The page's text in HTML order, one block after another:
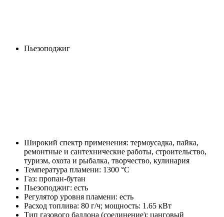
Пьезоподжиг
Широкий спектр применения: термоусадка, пайка,
ремонтные и сантехнические работы, строительство,
туризм, охота и рыбалка, творчество, кулинария
Температура пламени: 1300 °C
Газ: пропан-бутан
Пьезоподжиг: есть
Регулятор уровня пламени: есть
Расход топлива: 80 г/ч; мощность: 1.65 кВт
Тип газового баллона (соединение): цанговый